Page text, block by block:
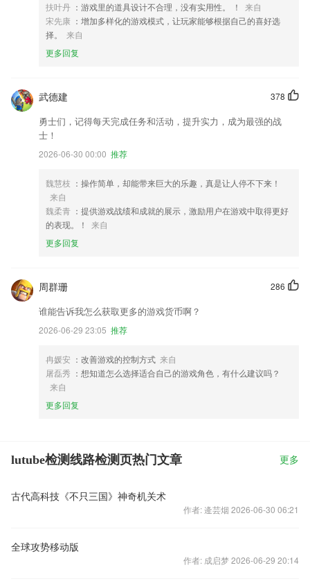
扶叶丹 ：游戏里的道具设计不合理，没有实用性。 ！
来自
宋先康 ：增加多样化的游戏模式，让玩家能够根据自己的喜好选
择。
来自
更多回复
378
武德建
勇士们，记得每天完成任务和活动，提升实力，成为最强的战
士！
2026-06-30 00:00 推荐
魏慧枝 ：操作简单，却能带来巨大的乐趣，真是让人停不下来！
来自
魏柔青 ：提供游戏战绩和成就的展示，激励用户在游戏中取得更好
的表现。！
来自
更多回复
286
周群珊
谁能告诉我怎么获取更多的游戏货币啊？
2026-06-29 23:05 推荐
冉媛安 ：改善游戏的控制方式 来自
屠磊秀 ：想知道怎么选择适合自己的游戏角色，有什么建议吗？
来自
更多回复
lutube检测线路检测页热门文章 更多
古代高科技《不只三国》神奇机关术
作者: 逄芸烟 2026-06-30 06:21
全球攻势移动版
作者: 成启梦 2026-06-29 20:14